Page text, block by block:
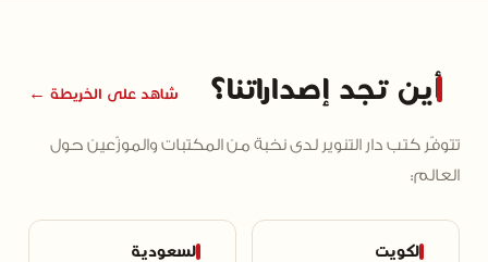
أين تجد إصداراتنا؟ شاهد على الخريطة ←
تتوفّر كتب دار التنوير لدى نخبة من المكتبات والموزّعين حول
العالم:
الكويت السعودية